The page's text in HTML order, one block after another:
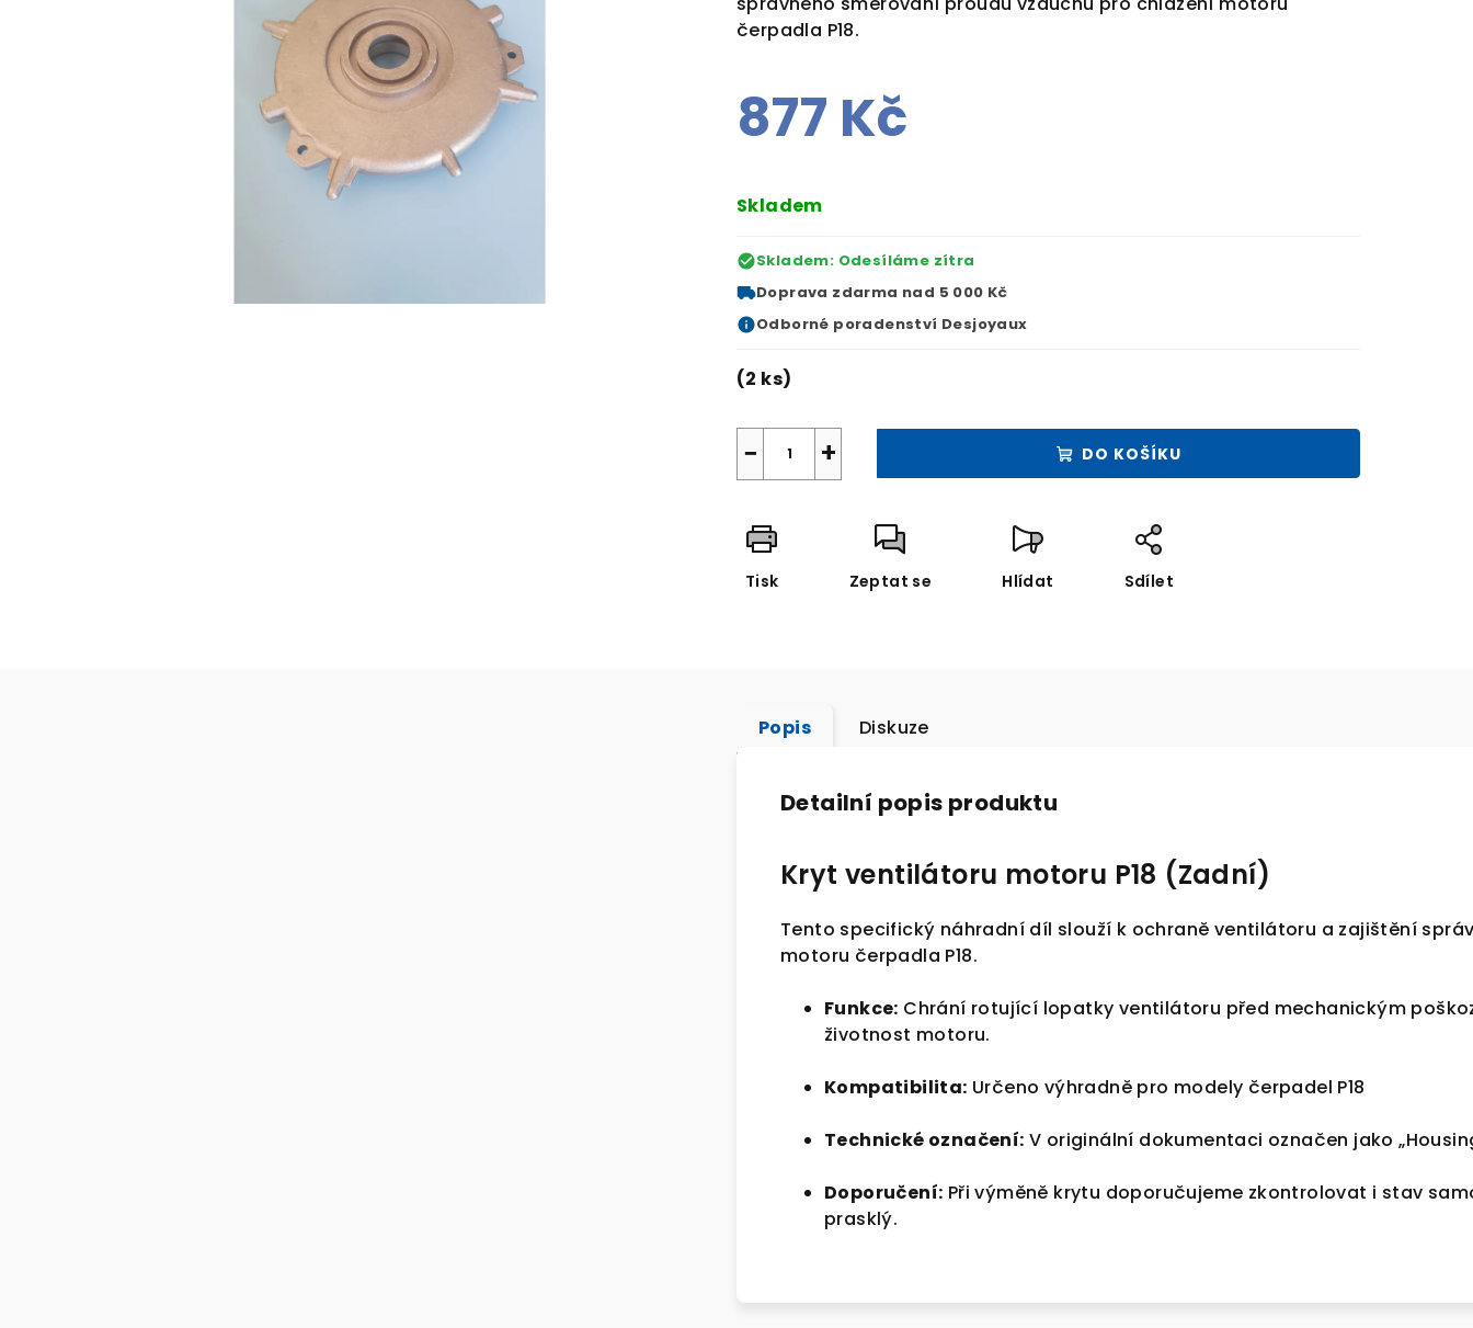
čerpadla P18.
877 Kč
cena:
Skladem
Skladem: Odesíláme zítra
Doprava zdarma nad 5 000 Kč
Odborné poradenství Desjoyaux
(2 ks)
+
− DO KOŠÍKU
Tisk Zeptat se Hlídat Sdílet
Popis Diskuze
Detailní popis produktu
Kryt ventilátoru motoru P18 (Zadní)
Tento specifický náhradní díl slouží k ochraně ventilátoru a zajištění
motoru čerpadla P18.
Funkce: Chrání rotující lopatky ventilátoru před mechanickým
životnost motoru.
Kompatibilita: Určeno výhradně pro modely čerpadel P18
Technické označení: V originální dokumentaci označen jako
Doporučení: Při výměně krytu doporučujeme zkontrolovat i stav
prasklý.